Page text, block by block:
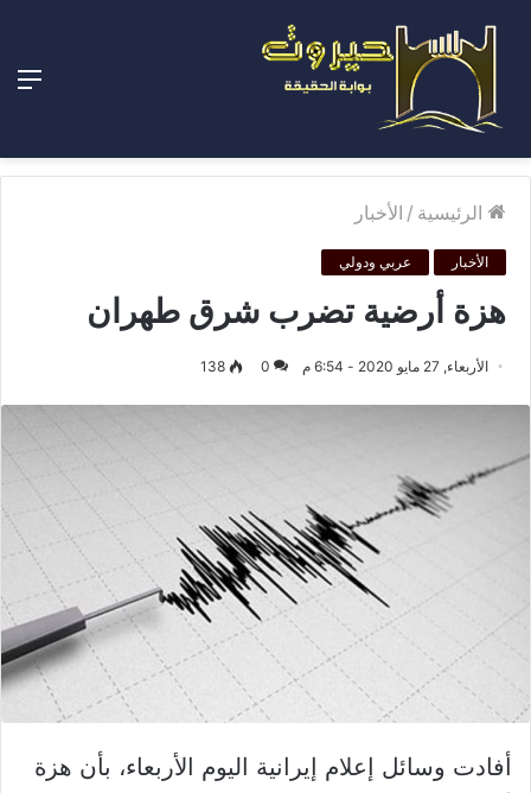
الرئيسية / الأخبار
الأخبار عربي ودولي
هزة أرضية تضرب شرق طهران
الأربعاء, 27 مايو 2020 - 6:54 م 0
138
أفادت وسائل إعلام إيرانية اليوم الأربعاء، بأن هزة